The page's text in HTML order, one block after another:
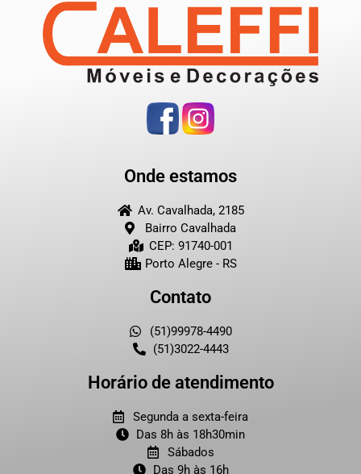
Onde estamos
Av. Cavalhada, 2185
Bairro Cavalhada
CEP: 91740-001
Porto Alegre - RS
Contato
(51)99978-4490
(51)3022-4443
Horário de atendimento
Segunda a sexta-feira
Das 8h às 18h30min
Sábados
Das 9h às 16h